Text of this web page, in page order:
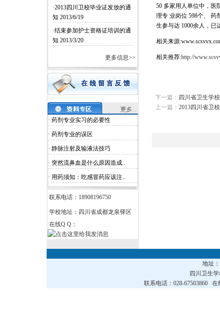
·2013四川卫校毕业证发放的通
知 2013/6/19
·结束参加护士资格证培训的通
知 2013/3/20
更多信息>>
· 药剂专业实习的必要性
· 药剂专业的误区
· 静脉注射及输液法技巧
· 突然流鼻血是什么原因造成..
· 用药须知：吃感冒药应该注..
联系电话：18908196750
学校地址：四川省成都龙泉驿区
在线Q Q：
50 多家用人单位中，医
理专 业岗位 598个、 药
生参与达 1000余人，已
相关来源
相关推荐:http://
下一篇： 四川省卫生学
上一篇： 2013四川省卫
地址
四川卫生
联系电话：028-67503860